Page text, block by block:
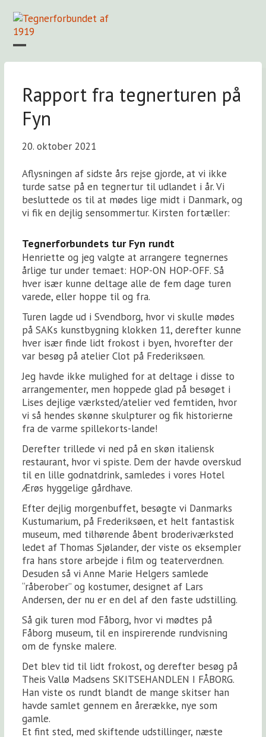
content
Rapport fra tegnerturen på
Fyn
20. oktober 2021
Aflysningen af sidste års rejse gjorde, at vi ikke
turde satse på en tegnertur til udlandet i år. Vi
besluttede os til at mødes lige midt i Danmark, og
vi fik en dejlig sensommertur. Kirsten fortæller:
Tegnerforbundets tur Fyn rundt
Henriette og jeg valgte at arrangere tegnernes
årlige tur under temaet: HOP-ON HOP-OFF. Så
hver især kunne deltage alle de fem dage turen
varede, eller hoppe til og fra.
Turen lagde ud i Svendborg, hvor vi skulle mødes
på SAKs kunstbygning klokken 11, derefter kunne
hver især finde lidt frokost i byen, hvorefter der
var besøg på atelier Clot på Frederiksøen.
Jeg havde ikke mulighed for at deltage i disse to
arrangementer, men hoppede glad på besøget i
Lises dejlige værksted/atelier ved femtiden, hvor
vi så hendes skønne skulpturer og fik historierne
fra de varme spillekorts-lande!
Derefter trillede vi ned på en skøn italiensk
restaurant, hvor vi spiste. Dem der havde overskud
til en lille godnatdrink, samledes i vores Hotel
Ærøs hyggelige gårdhave.
Efter dejlig morgenbuffet, besøgte vi Danmarks
Kustumarium, på Frederiksøen, et helt fantastisk
museum, med tilhørende åbent broderiværksted
ledet af Thomas Sjølander, der viste os eksempler
fra hans store arbejde i film og teaterverdnen.
Desuden så vi Anne Marie Helgers samlede
“råberober” og kostumer, designet af Lars
Andersen, der nu er en del af den faste udstilling.
Så gik turen mod Fåborg, hvor vi mødtes på
Fåborg museum, til en inspirerende rundvisning
om de fynske malere.
Det blev tid til lidt frokost, og derefter besøg på
Theis Vallø Madsens SKITSEHANDLEN I FÅBORG.
Han viste os rundt blandt de mange skitser han
havde samlet gennem en årerække, nye som
gamle.
Et fint sted, med skiftende udstillinger, næste